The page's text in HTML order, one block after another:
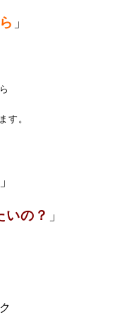
」
す。
」
いの？ 」